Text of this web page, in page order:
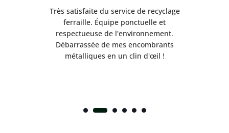
Très satisfaite du service de recyclage
ferraille. Équipe ponctuelle et
respectueuse de l'environnement.
Débarrassée de mes encombrants
métalliques en un clin d'œil !